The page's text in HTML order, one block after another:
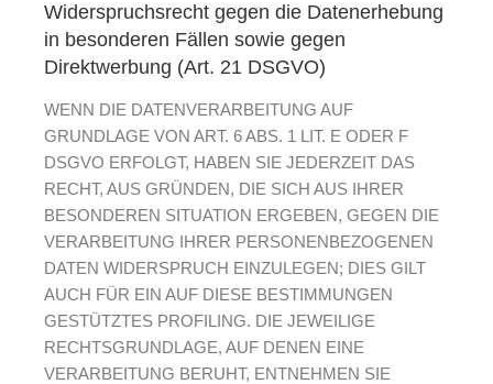
Widerspruchsrecht gegen die Datenerhebung
in besonderen Fällen sowie gegen
Direktwerbung (Art. 21 DSGVO)
WENN DIE DATENVERARBEITUNG AUF
GRUNDLAGE VON ART. 6 ABS. 1 LIT. E ODER F
DSGVO ERFOLGT, HABEN SIE JEDERZEIT DAS
RECHT, AUS GRÜNDEN, DIE SICH AUS IHRER
BESONDEREN SITUATION ERGEBEN, GEGEN DIE
VERARBEITUNG IHRER PERSONENBEZOGENEN
DATEN WIDERSPRUCH EINZULEGEN; DIES GILT
AUCH FÜR EIN AUF DIESE BESTIMMUNGEN
GESTÜTZTES PROFILING. DIE JEWEILIGE
RECHTSGRUNDLAGE, AUF DENEN EINE
VERARBEITUNG BERUHT, ENTNEHMEN SIE